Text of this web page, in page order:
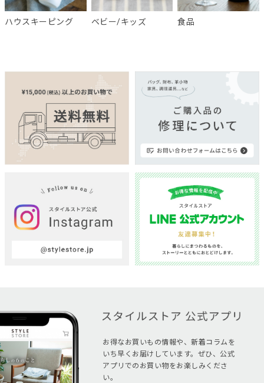
ハウスキーピング ベビー/キッズ 食品
お得なお買いもの情報や、新着コラムを
いち早くお届けしています。ぜひ、公式
アプリでのお買い物をお楽しみくださ
い。